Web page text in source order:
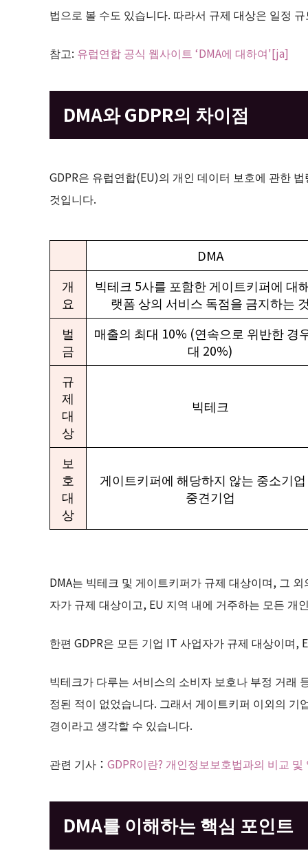
법으로 볼 수도 있습니다. 따라서 규제 대상은 일정
참고: 유럽연합 공식 웹사이트 ‘DMA에 대하여'[ja]
DMA와 GDPR의 차이점
GDPR은 유럽연합(EU)의 개인 데이터 보호에 관한
것입니다.
DMA
개
요
빅테크 5사를 포함한 게이트키퍼에 대
랫폼 상의 서비스 독점을 금지하는
벌
금
매출의 최대 10% (연속으로 위반한 경
대 20%)
규
제
대
상
빅테크
보
호
대
상
게이트키퍼에 해당하지 않는 중소기
중견기업
DMA는 빅테크 및 게이트키퍼가 규제 대상이며, 그
자가 규제 대상이고, EU 지역 내에 거주하는 모든 개
한편 GDPR은 모든 기업 IT 사업자가 규제 대상이며
빅테크가 다루는 서비스의 소비자 보호나 부정 거래
정된 적이 없었습니다. 그래서 게이트키퍼 이외의
경이라고 생각할 수 있습니다.
관련 기사： GDPR이란? 개인정보보호법과의 비교
DMA를 이해하는 핵심 포인트